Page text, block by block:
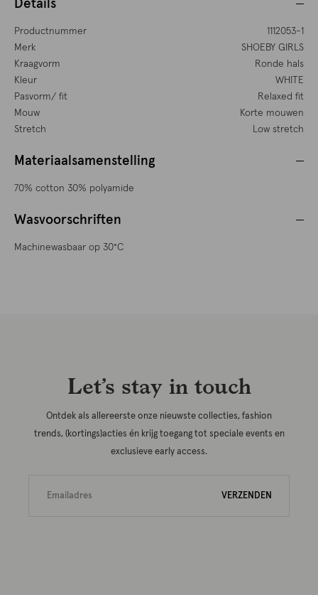
Details
Productnummer
1112053-1
Merk
SHOEBY GIRLS
Kraagvorm
Ronde hals
Kleur
WHITE
Pasvorm/ fit
Relaxed fit
Mouw
Korte mouwen
Stretch
Low stretch
Materiaalsamenstelling
70% cotton 30% polyamide
Wasvoorschriften
Machinewasbaar op 30°C
Let’s stay in touch
Ontdek als allereerste onze nieuwste collecties, fashion
trends, (kortings)acties én krijg toegang tot speciale events en
exclusieve early access.
VERZENDEN